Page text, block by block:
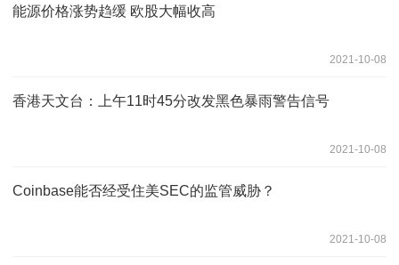
能源价格涨势趋缓 欧股大幅收高
2021-10-08
香港天文台：上午11时45分改发黑色暴雨警告信号
2021-10-08
Coinbase能否经受住美SEC的监管威胁？
2021-10-08